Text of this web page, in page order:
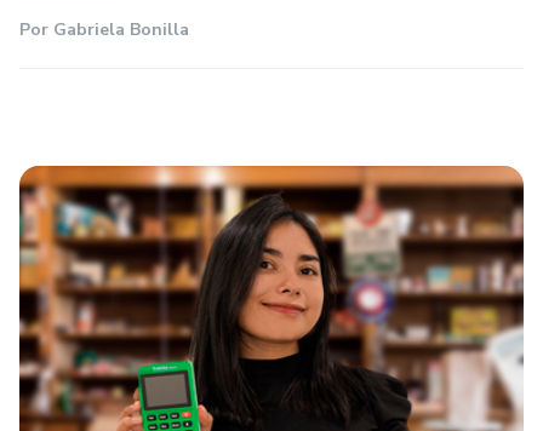
Por Gabriela Bonilla